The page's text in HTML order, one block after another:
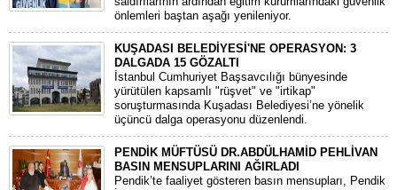
önlemleri baştan aşağı yenileniyor.
KUŞADASI BELEDİYESİ'NE OPERASYON: 3
DALGADA 15 GÖZALTI
​İstanbul Cumhuriyet Başsavcılığı bünyesinde
yürütülen kapsamlı "rüşvet" ve "irtikap"
soruşturmasında Kuşadası Belediyesi’ne yönelik
üçüncü dalga operasyonu düzenlendi.
PENDİK MÜFTÜSÜ DR.ABDÜLHAMİD PEHLİVAN
BASIN MENSUPLARINI AĞIRLADI
​Pendik’te faaliyet gösteren basın mensupları, Pendik